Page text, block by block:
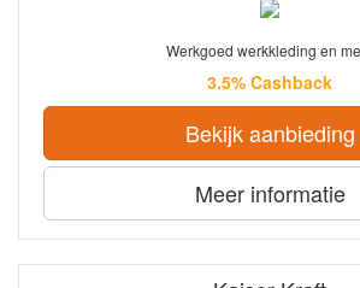
Werkgoed werkkleding en
3.5% Cashback
Bekijk aanbieding
Meer informatie